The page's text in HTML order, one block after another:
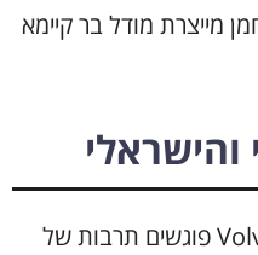
מייצרת מודל בר קיימא
בשוק הישראלי, דגמי Volvo 2025 פוגשים תרבות של